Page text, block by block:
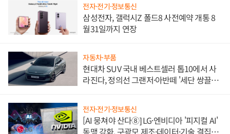
전자·전기·정보통신
삼성전자, 갤럭시Z 폴드8 사전예약 개통 8
월31일까지 연장
자동차·부품
현대차 SUV 국내 베스트셀러 톱10에서 사
라진다, 정의선 그랜저·아반떼 '세단 쌍끌
전자·전기·정보통신
[AI 뭉쳐야 산다⑧] LG·엔비디아 '피지컬 AI'
동맹 강화, 구광모 제조·데이터·기술 결집